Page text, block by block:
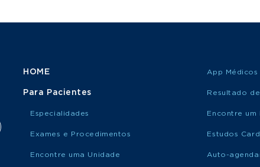
HOME
Para Pacientes
Especialidades
Exames e Procedimentos
Encontre uma Unidade
App Médicos
Resultado de
Encontre um
Estudos
Auto-